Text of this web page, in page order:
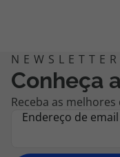
Conheça
Receba as
Endereço de email